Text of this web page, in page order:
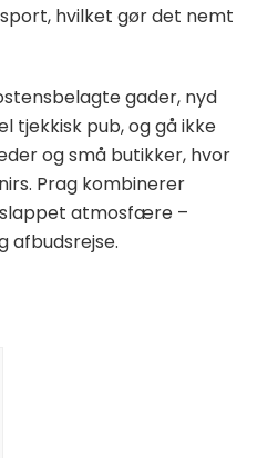
hvilket gør det nemt
gader, nyd
tjekkisk pub, og gå ikke
og små butikker, hvor
Prag kombinerer
atmosfære –
afbudsrejse.